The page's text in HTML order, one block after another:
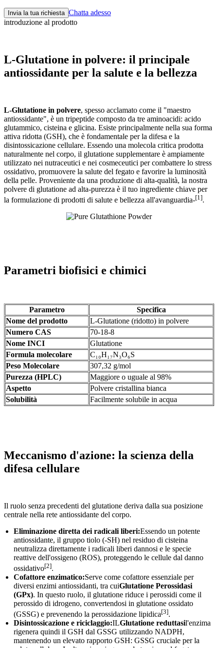
Invia la tua richiesta Chatta adesso
introduzione al prodotto
L-Glutatione in polvere: il principale
antiossidante per la salute e la bellezza
L-Glutatione in polvere, spesso acclamato come il "maestro
antiossidante", è un tripeptide composto da tre aminoacidi: acido
glutammico, cisteina e glicina. Esiste principalmente nella sua forma
attiva ridotta (GSH), che è fondamentale per la difesa e la
disintossicazione cellulare. Essendo una molecola critica prodotta
naturalmente nel corpo, il glutatione supplementare è ampiamente
utilizzato nei nutraceutici e nei cosmeceutici per combattere lo stress
ossidativo, promuovere la salute del fegato e favorire la luminosità
della pelle. Proveniente da una produzione di alta-qualità, la nostra
polvere di glutatione ad alta-purezza è il tuo ingrediente chiave per
la formulazione di prodotti di salute e bellezza all'avanguardia-[1].
Parametri biofisici e chimici
Parametro
Specifica
Nome del prodotto
L-Glutatione (ridotto) in polvere
Numero CAS
70-18-8
Nome INCI
Glutatione
Formula molecolare
C₁₀H₁₇N₃O₆S
Peso Molecolare
307,32 g/mol
Purezza (HPLC)
Maggiore o uguale al 98%
Aspetto
Polvere cristallina bianca
Solubilità
Facilmente solubile in acqua
Meccanismo d'azione: la scienza della
difesa cellulare
Il ruolo senza precedenti del glutatione deriva dalla sua posizione
centrale nella rete antiossidante del corpo.
Eliminazione diretta dei radicali liberi:Essendo un potente
antiossidante, il gruppo tiolo (-SH) nel residuo di cisteina
neutralizza direttamente i radicali liberi dannosi e le specie
reattive dell'ossigeno (ROS), proteggendo le cellule dal danno
ossidativo[2].
Cofattore enzimatico:Serve come cofattore essenziale per
diversi enzimi antiossidanti, tra cuiGlutatione Perossidasi
(GPx). In questo ruolo, il glutatione riduce i perossidi come il
perossido di idrogeno, convertendosi in glutatione ossidato
(GSSG) e prevenendo la perossidazione lipidica[3].
Disintossicazione e riciclaggio:ILGlutatione reduttasil'enzima
rigenera quindi il GSH dal GSSG utilizzando NADPH,
mantenendo un elevato rapporto GSH: GSSG cruciale per la